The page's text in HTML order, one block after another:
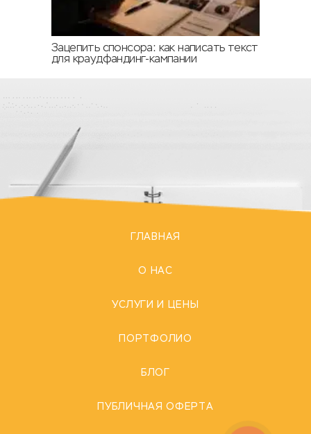
Зацепить спонсора: как написать текст
для краудфандинг-кампании
ГЛАВНАЯ
О НАС
УСЛУГИ И ЦЕНЫ
ПОРТФОЛИО
БЛОГ
ПУБЛИЧНАЯ ОФЕРТА